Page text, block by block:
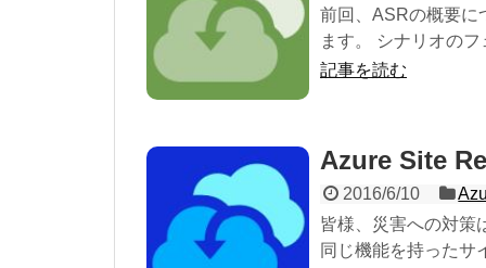
前回、ASRの概要に
ます。 シナリオの
記事を読む
Azure Site
2016/6/10
皆様、災害への対策
同じ機能を持ったサ